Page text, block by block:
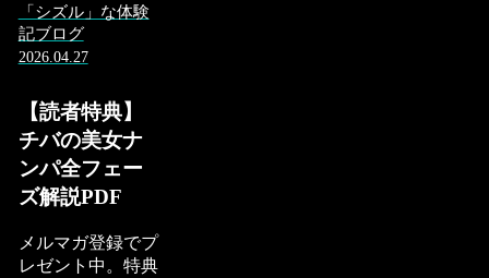
「シズル」な体験
記ブログ
2026.04.27
【読者特典】
チバの美女ナ
ンパ全フェー
ズ解説PDF
メルマガ登録でプ
レゼント中。特典